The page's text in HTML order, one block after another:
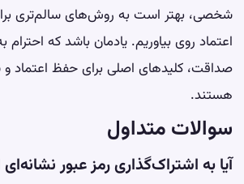
شخصی، بهتر است به روش‌های سالم‌تری
اعتماد روی بیاوریم. یادمان باشد که
صداقت، کلیدهای اصلی برای حفظ اعتماد
هستند.
سوالات متداول
آیا به اشتراک‌گذاری رمز عبور نشانه‌ای